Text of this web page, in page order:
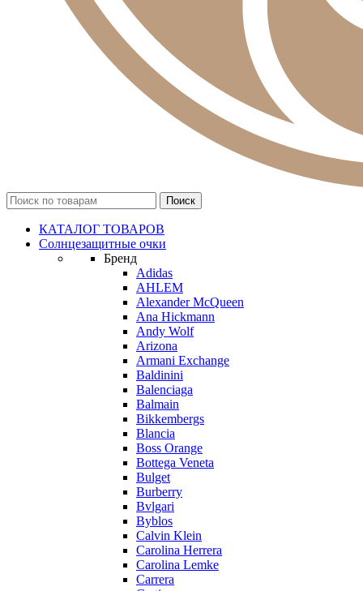
КАТАЛОГ ТОВАРОВ
Солнцезащитные очки
Бренд
Adidas
AHLEM
Alexander McQueen
Ana Hickmann
Andy Wolf
Arizona
Armani Exchange
Baldinini
Balenciaga
Balmain
Bikkembergs
Blancia
Boss Orange
Bottega Veneta
Bulget
Burberry
Bvlgari
Byblos
Calvin Klein
Carolina Herrera
Carolina Lemke
Carrera